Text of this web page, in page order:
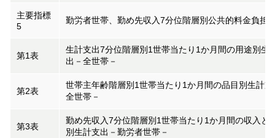
主要指標
5
勤労者世帯、勤め先収入7分位階層別公共的料金負担
第1表
生計支出7分位階層別1世帯当たり1か月間の用途別生
出－全世帯－
第2表
世帯主年齢階層別1世帯当たり1か月間の品目別生計支
全世帯－
第3表
勤め先収入7分位階層別1世帯当たり1か月間の収入と
別生計支出－勤労者世帯－